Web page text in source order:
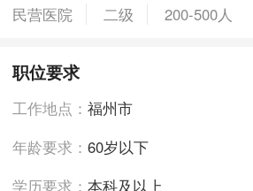
民营医院
二级 200-500人
职位要求
工作地点：福州市
年龄要求：60岁以下
学历要求：本科及以上